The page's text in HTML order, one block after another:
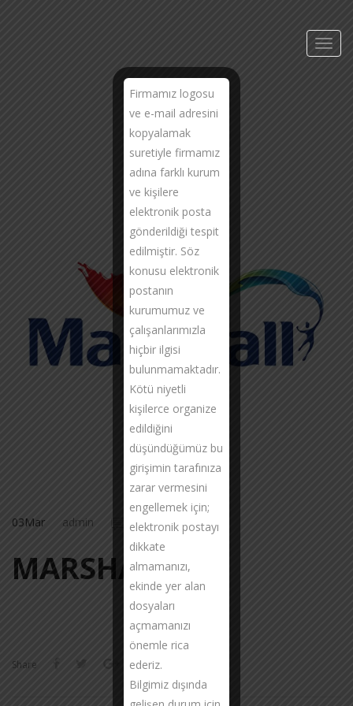
03Mar admin 0
MARSHALL
Share
Firmamız logosu
ve e-mail adresini
kopyalamak
suretiyle firmamız
adına farklı kurum
ve kişilere
elektronik posta
gönderildiği tespit
edilmiştir. Söz
konusu elektronik
postanın
kurumumuz ve
çalışanlarımızla
hiçbir ilgisi
bulunmamaktadır.
Kötü niyetli
kişilerce organize
edildiğini
düşündüğümüz bu
girişimin tarafınıza
zarar vermesini
engellemek için;
elektronik postayı
dikkate
almamanızı,
ekinde yer alan
dosyaları
açmamanızı
önemle rica
ederiz.
Bilgimiz dışında